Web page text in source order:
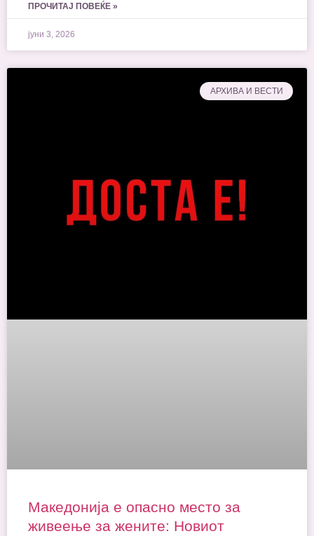
ПРОЧИТАЈ ПОВЕЌЕ »
јуни 3, 2026
AРХИВА И ВЕСТИ
Македонија е опасно место за
живеење за жените: Новиот